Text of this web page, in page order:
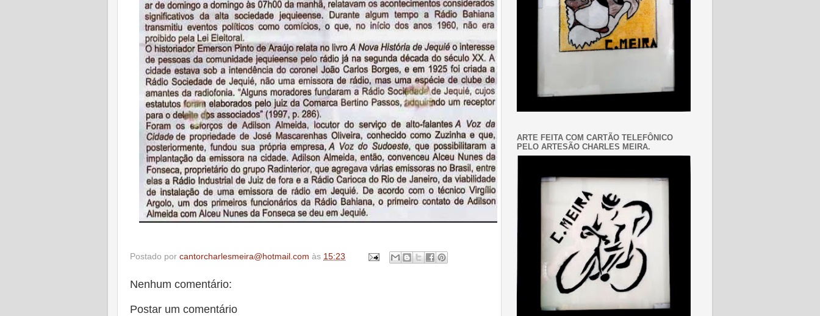
Postado por cantorcharlesmeira@hotmail.com às 15:23
Nenhum comentário:
Postar um comentário
ARTE FEITA COM CARTÃO TELEFÔNICO
PELO ARTESÃO CHARLES MEIRA.